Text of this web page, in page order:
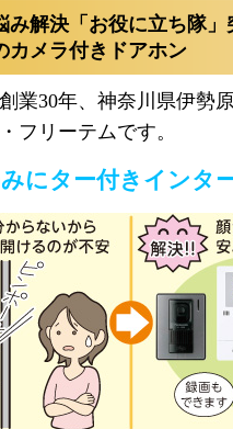
み解決「お役に立ち隊
カメラ付きドアホン
業30年、神奈川県伊勢
フリーテムです。
にター付きインタ